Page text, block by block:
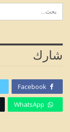
شارك
Facebook
WhatsApp